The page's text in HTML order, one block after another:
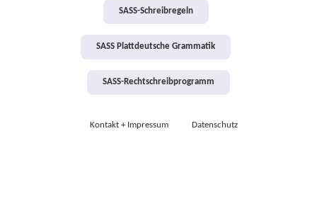
SASS-Schreibregeln
SASS Plattdeutsche Grammatik
SASS-Rechtschreibprogramm
Kontakt + Impressum Datenschutz